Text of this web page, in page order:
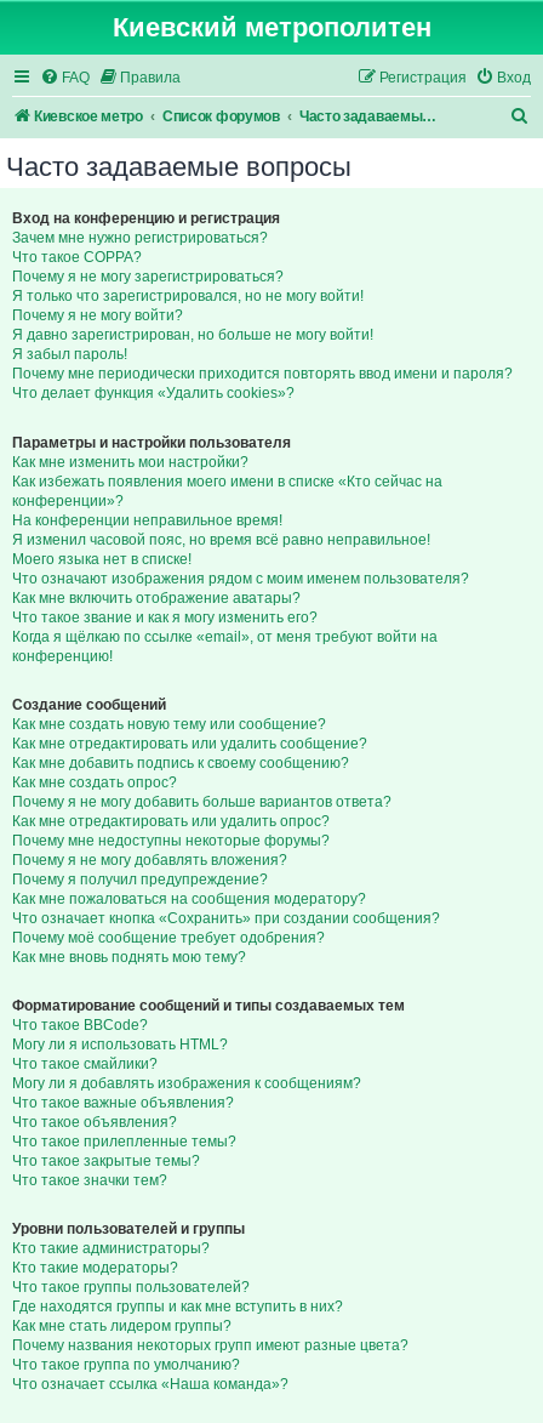
Киевский метрополитен
FAQ Правила Вход
Регистрация
Киевское метро Список форумов Часто задаваемые вопросы
Часто задаваемые вопросы
Вход на конференцию и регистрация
Зачем мне нужно регистрироваться?
Что такое COPPA?
Почему я не могу зарегистрироваться?
Я только что зарегистрировался, но не могу войти!
Почему я не могу войти?
Я давно зарегистрирован, но больше не могу войти!
Я забыл пароль!
Почему мне периодически приходится повторять ввод имени и пароля?
Что делает функция «Удалить cookies»?
Параметры и настройки пользователя
Как мне изменить мои настройки?
Как избежать появления моего имени в списке «Кто сейчас на
конференции»?
На конференции неправильное время!
Я изменил часовой пояс, но время всё равно неправильное!
Моего языка нет в списке!
Что означают изображения рядом с моим именем пользователя?
Как мне включить отображение аватары?
Что такое звание и как я могу изменить его?
Когда я щёлкаю по ссылке «email», от меня требуют войти на
конференцию!
Создание сообщений
Как мне создать новую тему или сообщение?
Как мне отредактировать или удалить сообщение?
Как мне добавить подпись к своему сообщению?
Как мне создать опрос?
Почему я не могу добавить больше вариантов ответа?
Как мне отредактировать или удалить опрос?
Почему мне недоступны некоторые форумы?
Почему я не могу добавлять вложения?
Почему я получил предупреждение?
Как мне пожаловаться на сообщения модератору?
Что означает кнопка «Сохранить» при создании сообщения?
Почему моё сообщение требует одобрения?
Как мне вновь поднять мою тему?
Форматирование сообщений и типы создаваемых тем
Что такое BBCode?
Могу ли я использовать HTML?
Что такое смайлики?
Могу ли я добавлять изображения к сообщениям?
Что такое важные объявления?
Что такое объявления?
Что такое прилепленные темы?
Что такое закрытые темы?
Что такое значки тем?
Уровни пользователей и группы
Кто такие администраторы?
Кто такие модераторы?
Что такое группы пользователей?
Где находятся группы и как мне вступить в них?
Как мне стать лидером группы?
Почему названия некоторых групп имеют разные цвета?
Что такое группа по умолчанию?
Что означает ссылка «Наша команда»?